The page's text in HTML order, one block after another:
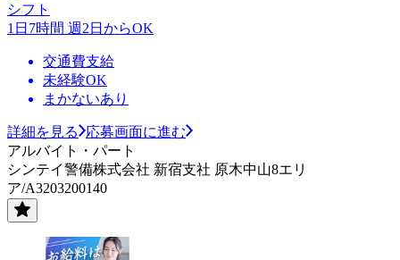
シフト
1日7時間 週2日からOK
交通費支給
未経験OK
まかないあり
詳細を見る
応募画面に進む
アルバイト・パート
シンテイ警備株式会社 新宿支社 原木中山8エリ
ア/A3203200140